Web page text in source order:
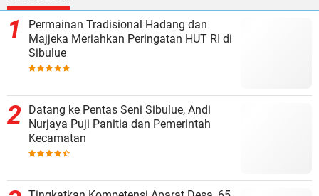
Permainan Tradisional Hadang dan
Majjeka Meriahkan Peringatan HUT RI di
Sibulue
Datang ke Pentas Seni Sibulue, Andi
Nurjaya Puji Panitia dan Pemerintah
Kecamatan